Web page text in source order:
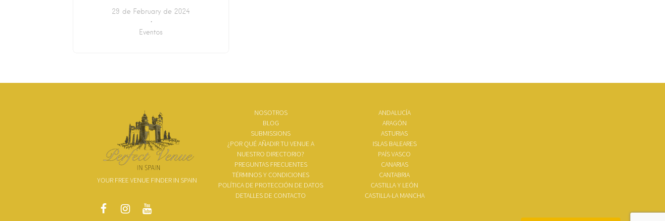
29 de February de 2024
Eventos
YOUR FREE VENUE FINDER IN SPAIN
NOSOTROS
BLOG
SUBMISSIONS
¿POR QUÉ AÑADIR TU VENUE A
NUESTRO DIRECTORIO?
PREGUNTAS FRECUENTES
TÉRMINOS Y CONDICIONES
POLÍTICA DE PROTECCIÓN DE DATOS
DETALLES DE CONTACTO
ANDALUCÍA
ARAGÓN
ASTURIAS
ISLAS BALEARES
PAÍS VASCO
CANARIAS
CANTABRIA
CASTILLA Y LEÓN
CASTILLA-LA MANCHA